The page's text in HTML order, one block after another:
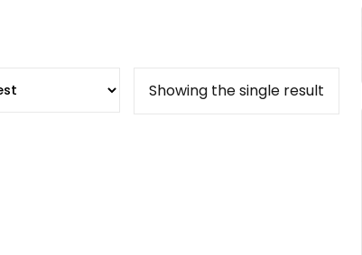
Showing the single result